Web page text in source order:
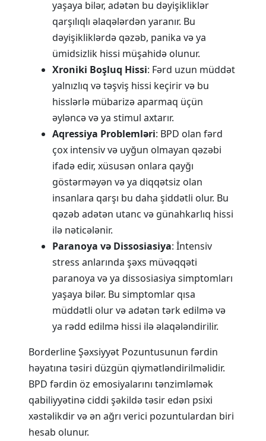
yaşaya bilər, adətən bu dəyişikliklər
qarşılıqlı əlaqələrdən yaranır. Bu
dəyişikliklərdə qəzəb, panika və ya
ümidsizlik hissi müşahidə olunur.
Xroniki Boşluq Hissi: Fərd uzun müddət
yalnızlıq və təşviş hissi keçirir və bu
hisslərlə mübarizə aparmaq üçün
əyləncə və ya stimul axtarır.
Aqressiya Problemləri: BPD olan fərd
çox intensiv və uyğun olmayan qəzəbi
ifadə edir, xüsusən onlara qayğı
göstərməyən və ya diqqətsiz olan
insanlara qarşı bu daha şiddətli olur. Bu
qəzəb adətən utanc və günahkarlıq hissi
ilə nəticələnir.
Paranoya və Dissosiasiya: İntensiv
stress anlarında şəxs müvəqqəti
paranoya və ya dissosiasiya simptomları
yaşaya bilər. Bu simptomlar qısa
müddətli olur və adətən tərk edilmə və
ya rədd edilmə hissi ilə əlaqələndirilir.
Borderline Şəxsiyyət Pozuntusunun fərdin
həyatına təsiri düzgün qiymətləndirilməlidir.
BPD fərdin öz emosiyalarını tənzimləmək
qabiliyyətinə ciddi şəkildə təsir edən psixi
xəstəlikdir və ən ağrı verici pozuntulardan biri
hesab olunur.